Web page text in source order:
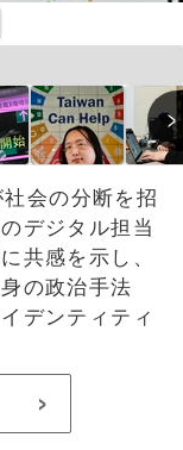
会の分断を招
デジタル担当
共感を示し、
の政治手法
デンティティ
>